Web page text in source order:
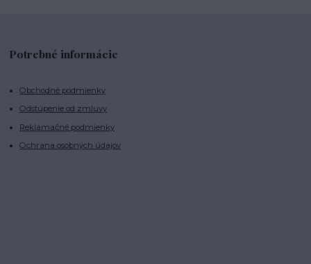
Potrebné informácie
Obchodné podmienky
Odstúpenie od zmluvy
Reklamačné podmienky
Ochrana osobných údajov